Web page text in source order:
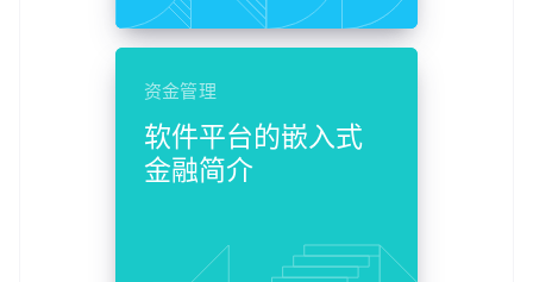
资金管理
软件平台的嵌入式
金融简介